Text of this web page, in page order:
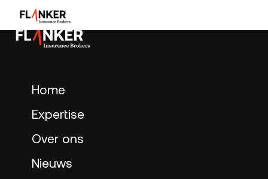
Home
Expertise
Over ons
Nieuws